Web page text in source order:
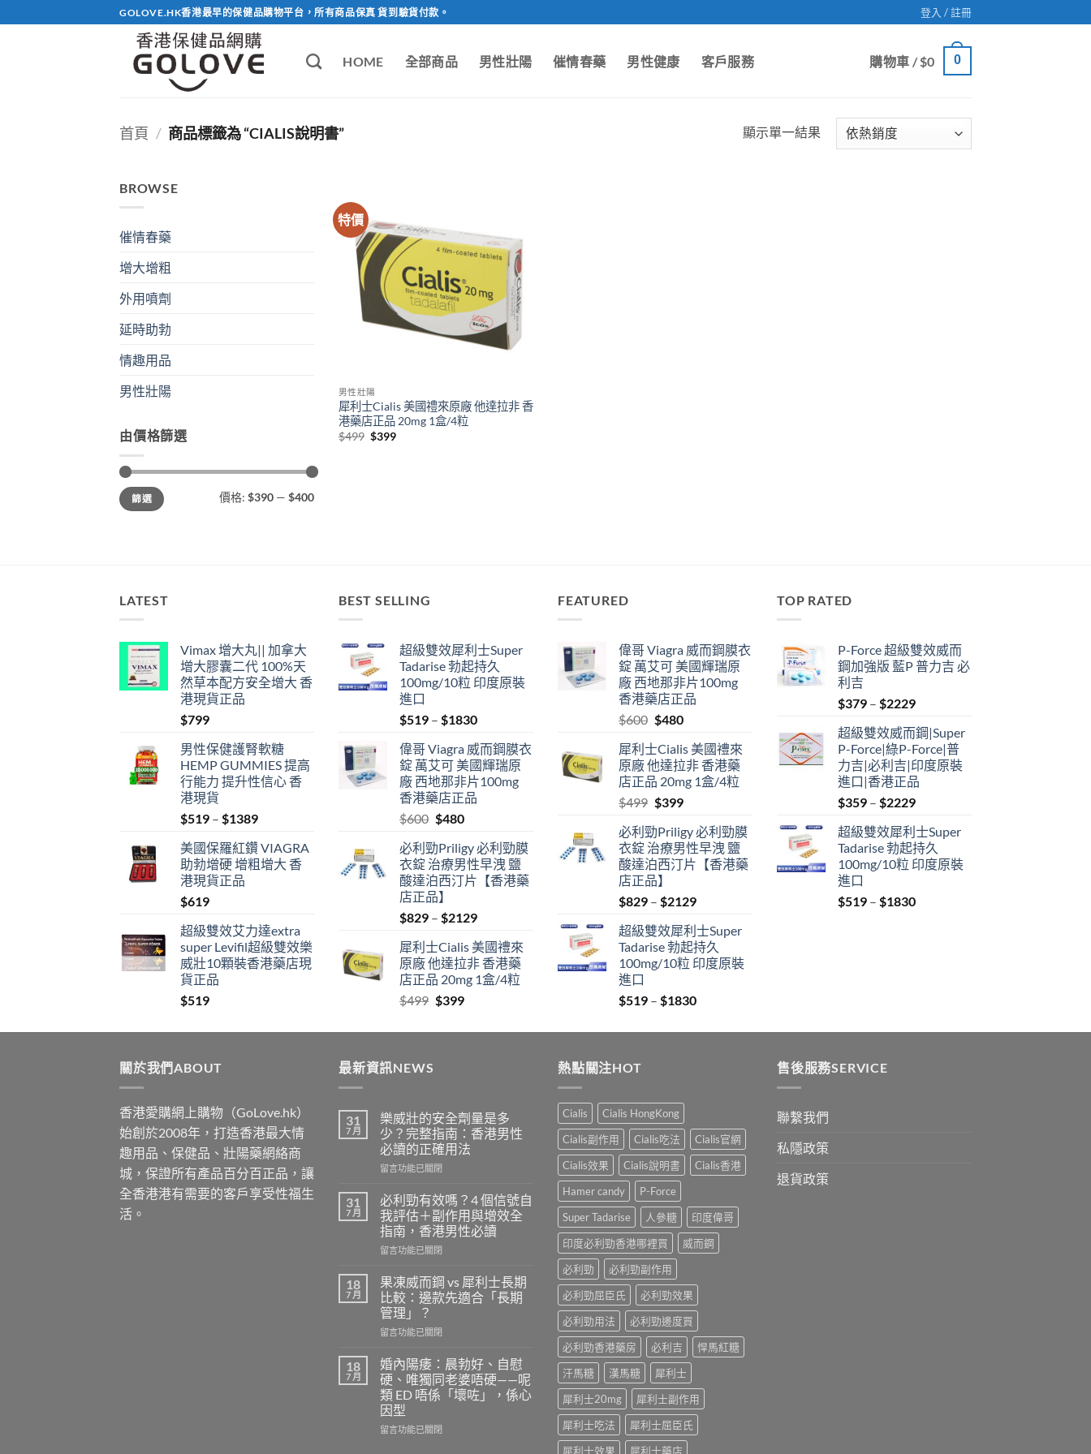
to
GOLOVE.HK香港最早的保健品購物平台，所有商品保真 貨到驗貨付款。 登入 / 註冊
HOME 全部商品 男性壯陽 催情春藥 男性健康 客戶服務 購物車 /$0 0
首頁 / 商品標籤為 “CIALIS說明書” 顯示單一結果
BROWSE
催情春藥
增大增粗
外用噴劑
延時助勃
情趣用品
男性壯陽
由價格篩選
最
低
價
最
高
價
篩選 價格: $390 — $400
特價
男性壯陽
犀利士Cialis 美國禮來原廠 他達拉非 香
港藥店正品 20mg 1盒/4粒
$499 Original
$399Current
LATEST
Vimax 增大丸|| 加拿大
增大膠囊二代 100%天
然草本配方安全增大 香
港現貨正品
$799
男性保健護腎軟糖
HEMP GUMMIES 提高
行能力 提升性信心 香
港現貨
$519 – $1389Price
$519
through
美國保羅紅鑽 VIAGRA
助勃增硬 增粗增大 香
港現貨正品
$619
超級雙效艾力達extra
super Levifil超級雙效樂
威壯10顆裝香港藥店現
貨正品
$519
BEST SELLING
超級雙效犀利士Super
Tadarise 勃起持久
100mg/10粒 印度原裝
進口
$519 – $1830Price
$519
through
$1830
偉哥 Viagra 威而鋼膜衣
錠 萬艾可 美國輝瑞原
廠 西地那非片100mg
香港藥店正品
$600 Original
was:
$600.
$480Current
is:
$480.
必利勁Priligy 必利勁膜
衣錠 治療男性早洩 鹽
酸達泊西汀片【香港藥
店正品】
$829 – $2129Price
$829
through
$2129
犀利士Cialis 美國禮來
原廠 他達拉非 香港藥
店正品 20mg 1盒/4粒
$499 Original
was:
$399Current
is:
FEATURED
偉哥 Viagra 威而鋼膜衣
錠 萬艾可 美國輝瑞原
廠 西地那非片100mg
香港藥店正品
$600 Original
was:
$600.
$480Current
is:
$480.
犀利士Cialis 美國禮來
原廠 他達拉非 香港藥
店正品 20mg 1盒/4粒
$499 Original
was:
$499.
$399Current
is:
$399.
必利勁Priligy 必利勁膜
衣錠 治療男性早洩 鹽
酸達泊西汀片【香港藥
店正品】
$829 – $2129Price
$829
through
$2129
超級雙效犀利士Super
Tadarise 勃起持久
100mg/10粒 印度原裝
進口
$519 – $1830Price
$519
TOP RATED
P-Force 超級雙效威而
鋼加強版 藍P 普力吉 必
利吉
$379 – $2229Price
$379
through
$2229
超級雙效威而鋼|Super
P-Force|綠P-Force|普
力吉|必利吉|印度原裝
進口|香港正品
$359 – $2229Price
$359
through
$2229
超級雙效犀利士Super
Tadarise 勃起持久
100mg/10粒 印度原裝
進口
$519 – $1830Price
關於我們ABOUT
香港愛購網上購物（GoLove.hk）
始創於2008年，打造香港最大情
趣用品、保健品、壯陽藥網絡商
城，保證所有產品百分百正品，讓
全香港港有需要的客戶享受性福生
活。
最新資訊NEWS
31
7 月
樂威壯的安全劑量是多
少？完整指南：香港男性
必讀的正確用法
在
威
壯
的
安
全
量
是
多
少？
完
指
南：
香
港
男
性
留言功能已關閉
31
7 月
必利勁有效嗎？4 個信號自
我評估＋副作用與增效全
指南，香港男性必讀
在
利
勁
有
效
嗎？
個
信
號
自
我
評
留言功能已關閉
18
7 月
果凍威而鋼 vs 犀利士長期
比較：邊款先適合「長期
管理」？
在
凍
威
而
鋼
vs
犀
留言功能已關閉
18
7 月
婚內陽痿：晨勃好、自慰
硬、唯獨同老婆唔硬——呢
類 ED 唔係「壞咗」，係心
因型
在
留言功能已關閉
熱點關注HOT
Cialis
Cialis HongKong
Cialis副作用
Cialis吃法
Cialis官網
Cialis效果
Cialis說明書
Cialis香港
Hamer candy
P-Force
Super Tadarise
人參糖
印度偉哥
印度必利勁香港哪裡買
威而鋼
必利勁
必利勁副作用
必利勁屈臣氏
必利勁效果
必利勁用法
必利勁邊度買
必利勁香港藥房
必利吉
悍馬紅糖
汗馬糖
漢馬糖
犀利士
犀利士20mg
犀利士副作用
犀利士吃法
犀利士屈臣氏
犀利士效果
犀利士藥店
售後服務SERVICE
聯繫我們
私隱政策
退貨政策